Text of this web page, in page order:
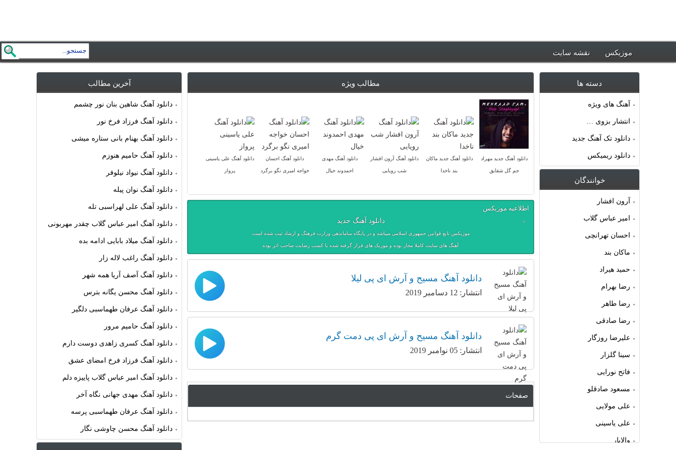
موزیکس نقشه سایت
مطالب ویژه
دانلود آهنگ جدید مهراد
جم گل شقایق
دانلود آهنگ جدید ماکان
بند ناخدا
دانلود آهنگ آرون افشار
شب رویایی
دانلود آهنگ مهدی
احمدوند خیال
دانلود آهنگ احسان
خواجه امیری نگو برگرد
دانلود آهنگ علی یاسینی
پرواز
اطلاعیه موزیکس
دانلود آهنگ جدید
موزیکس تابع قوانین جمهوری اسلامی میباشد و در پایگاه ساماندهی وزارت فرهنگ و ارشاد ثبت شده است
آهنگ های سایت کاملا مجاز بوده و موزیک های قرار گرفته شده با کسب رضایت صاحب اثر بوده
دانلود آهنگ مسیح و آرش ای پی لیلا
انتشار: 12 دسامبر 2019
دانلود آهنگ مسیح و آرش ای پی دمت گرم
انتشار: 05 نوامبر 2019
صفحات
آخرین مطالب
دانلود آهنگ شاهین بنان نور چشمم
دانلود آهنگ فرزاد فرخ نور
دانلود آهنگ بهنام بانی ستاره میشی
دانلود آهنگ حامیم هنوزم
دانلود آهنگ نیواد نیلوفر
دانلود آهنگ نوان پیله
دانلود آهنگ علی لهراسبی تله
دانلود آهنگ امیر عباس گلاب چقدر مهربونی
دانلود آهنگ میلاد بابایی ادامه بده
دانلود آهنگ راغب لاله زار
دانلود آهنگ آصف آریا همه شهر
دانلود آهنگ محسن یگانه بترس
دانلود آهنگ عرفان طهماسبی دلگیر
دانلود آهنگ حامیم مرور
دانلود آهنگ کسری زاهدی دوست دارم
دانلود آهنگ فرزاد فرخ امضای عشق
دانلود آهنگ امیر عباس گلاب پاییزه دلم
دانلود آهنگ مهدی جهانی نگاه آخر
دانلود آهنگ عرفان طهماسبی پرسه
دانلود آهنگ محسن چاوشی نگار
دسته ها
آهنگ های ویژه
انتشار بزوی …
دانلود تک آهنگ جدید
دانلود ریمیکس
خوانندگان
آرون افشار
امیر عباس گلاب
احسان تهرانچی
ماکان بند
حمید هیراد
رضا بهرام
رضا طاهر
رضا صادقی
علیرضا روزگار
سینا گلزار
فاتح نورایی
مسعود صادقلو
علی مولایی
علی یاسینی
والایار